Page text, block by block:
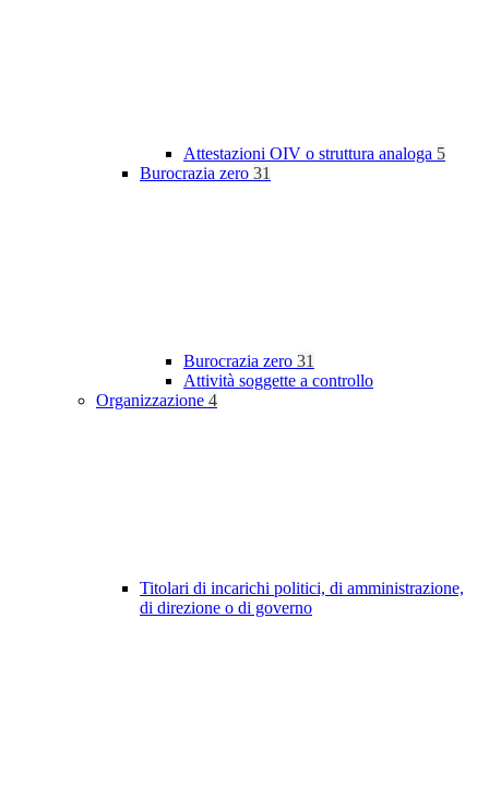
Attestazioni OIV o struttura analoga 5
Burocrazia zero 31
Burocrazia zero 31
Attività soggette a controllo
Organizzazione 4
Titolari di incarichi politici, di amministrazione,
di direzione o di governo